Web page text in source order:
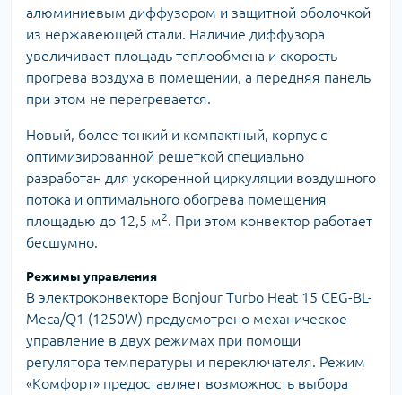
алюминиевым диффузором и защитной оболочкой
из нержавеющей стали. Наличие диффузора
увеличивает площадь теплообмена и скорость
прогрева воздуха в помещении, а передняя панель
при этом не перегревается.
Новый, более тонкий и компактный, корпус с
оптимизированной решеткой специально
разработан для ускоренной циркуляции воздушного
потока и оптимального обогрева помещения
площадью до 12,5 м2. При этом конвектор работает
бесшумно.
Режимы управления
В электроконвекторе Bonjour Turbo Heat 15 CEG-BL-
Meca/Q1 (1250W) предусмотрено механическое
управление в двух режимах при помощи
регулятора температуры и переключателя. Режим
«Комфорт» предоставляет возможность выбора